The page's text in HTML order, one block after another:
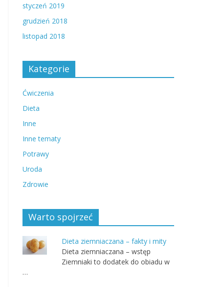
styczeń 2019
grudzień 2018
listopad 2018
Kategorie
Ćwiczenia
Dieta
Inne
Inne tematy
Potrawy
Uroda
Zdrowie
Warto spojrzeć
Dieta ziemniaczana – fakty i mity
Dieta ziemniaczana – wstęp
Ziemniaki to dodatek do obiadu w
…